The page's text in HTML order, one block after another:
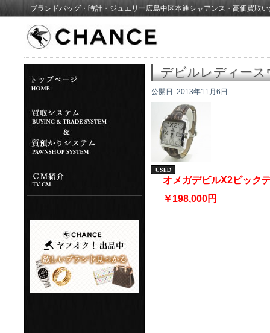
ブランドバッグ・時計・ジュエリー広島中区本通シャアンス・高価買取
デビルレディース
公開日: 2013年11月6日
オメガデビルX2ビック
￥198,000円